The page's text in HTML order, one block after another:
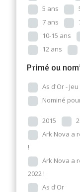
5 ans
7 ans
10-15 ans
12 ans
Primé ou
As d'Or -
Nominé
2015
Ark Nova a
!
Ark Nova a
2022 !
As d'Or